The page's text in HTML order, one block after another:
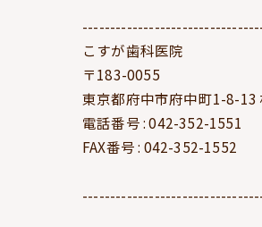
こすが歯科医院
〒183-0055
東京都府中市府中町1-8-13
電話番号 : 042-352-1551
FAX番号 : 042-352-1552